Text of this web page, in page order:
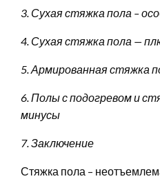
3. Сухая стяжка пола –
4. Сухая стяжка пола —
5. Армированная стяжка
6. Полы с подогревом и
минусы
7. Заключение
Стяжка пола –